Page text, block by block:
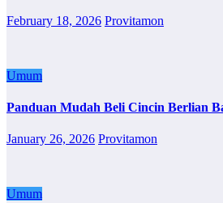
February 18, 2026 Provitamon
Umum
Panduan Mudah Beli Cincin Berlian
January 26, 2026 Provitamon
Umum